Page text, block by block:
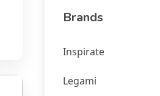
Brands
Inspirate
Legami